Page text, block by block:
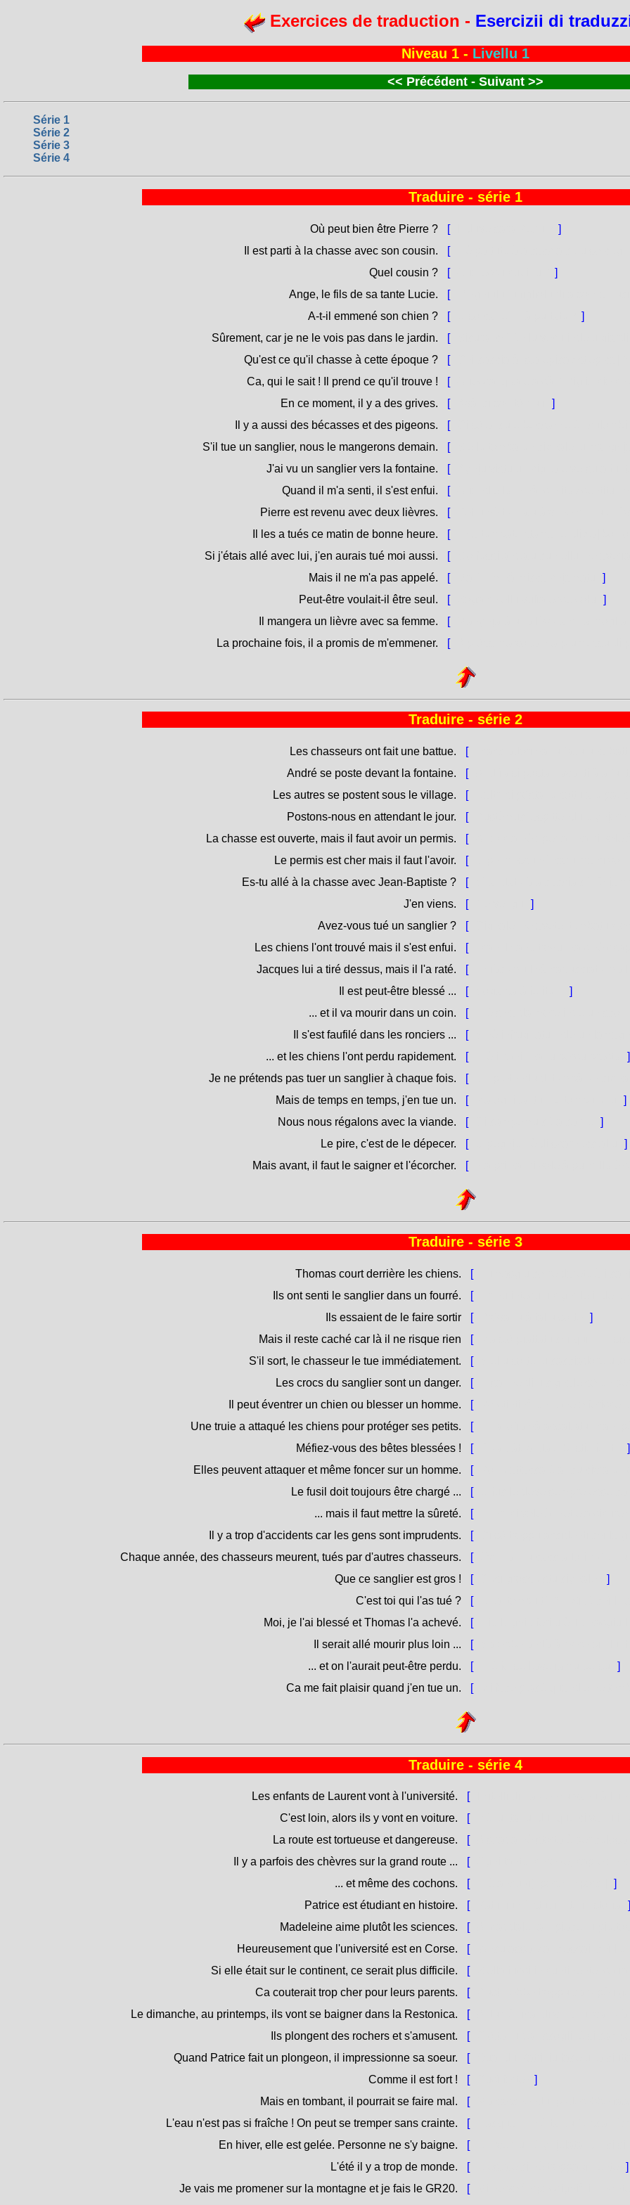
Exercices de traduction - Esercizii di
Niveau 1 - Livellu 1
<< Précédent - Suivant >>
Série 1
Série 2
Série 3
Série 4
Traduire - série 1
Où peut bien être Pierre ? [
]
Il est parti à la chasse avec son cousin.
[
Quel cousin ?
[
]
Ange, le fils de sa tante Lucie.
[
A-t-il emmené son chien ?
[
]
Sûrement, car je ne le vois pas dans le jardin.
[
Qu'est ce qu'il chasse à cette époque ?
[
Ca, qui le sait ! Il prend ce qu'il trouve !
[
En ce moment, il y a des grives.
[
]
Il y a aussi des bécasses et des pigeons.
[
S'il tue un sanglier, nous le mangerons demain.
[
J'ai vu un sanglier vers la fontaine.
[
Quand il m'a senti, il s'est enfui.
[
Pierre est revenu avec deux lièvres.
[
Il les a tués ce matin de bonne heure.
[
Si j'étais allé avec lui, j'en aurais tué moi aussi.
[
Mais il ne m'a pas appelé.
[
]
Peut-être voulait-il être seul.
[
]
Il mangera un lièvre avec sa femme.
[
La prochaine fois, il a promis de m'emmener.
[
Traduire - série 2
Les chasseurs ont fait une battue. [
André se poste devant la fontaine.
[
Les autres se postent sous le village.
[
Postons-nous en attendant le jour.
[
La chasse est ouverte, mais il faut avoir un permis.
[
Le permis est cher mais il faut l'avoir.
[
Es-tu allé à la chasse avec Jean-Baptiste ?
[
J'en viens.
[
]
Avez-vous tué un sanglier ?
[
Les chiens l'ont trouvé mais il s'est enfui.
[
Jacques lui a tiré dessus, mais il l'a raté.
[
Il est peut-être blessé ...
[
]
... et il va mourir dans un coin.
[
Il s'est faufilé dans les ronciers ...
[
... et les chiens l'ont perdu rapidement.
[
]
Je ne prétends pas tuer un sanglier à chaque fois.
[
Mais de temps en temps, j'en tue un.
[
]
Nous nous régalons avec la viande.
[
]
Le pire, c'est de le dépecer.
[
]
Mais avant, il faut le saigner et l'écorcher.
[
Traduire - série 3
Thomas court derrière les chiens. [
Ils ont senti le sanglier dans un fourré.
[
Ils essaient de le faire sortir
[
]
Mais il reste caché car là il ne risque rien
[
S'il sort, le chasseur le tue immédiatement.
[
Les crocs du sanglier sont un danger.
[
Il peut éventrer un chien ou blesser un homme.
[
Une truie a attaqué les chiens pour protéger ses petits.
[
Méfiez-vous des bêtes blessées !
[
]
Elles peuvent attaquer et même foncer sur un homme.
[
Le fusil doit toujours être chargé ...
[
... mais il faut mettre la sûreté.
[
Il y a trop d'accidents car les gens sont imprudents.
[
Chaque année, des chasseurs meurent, tués par d'autres chasseurs.
[
Que ce sanglier est gros !
[
]
C'est toi qui l'as tué ?
[
Moi, je l'ai blessé et Thomas l'a achevé.
[
Il serait allé mourir plus loin ...
[
... et on l'aurait peut-être perdu.
[
]
Ca me fait plaisir quand j'en tue un.
[
Traduire - série 4
Les enfants de Laurent vont à l'université. [
C'est loin, alors ils y vont en voiture.
[
La route est tortueuse et dangereuse.
[
Il y a parfois des chèvres sur la grand route ...
[
... et même des cochons.
[
]
Patrice est étudiant en histoire.
[
]
Madeleine aime plutôt les sciences.
[
Heureusement que l'université est en Corse.
[
Si elle était sur le continent, ce serait plus difficile.
[
Ca couterait trop cher pour leurs parents.
[
Le dimanche, au printemps, ils vont se baigner dans la Restonica.
[
Ils plongent des rochers et s'amusent.
[
Quand Patrice fait un plongeon, il impressionne sa soeur.
[
Comme il est fort !
[
]
Mais en tombant, il pourrait se faire mal.
[
L'eau n'est pas si fraîche ! On peut se tremper sans crainte.
[
En hiver, elle est gelée. Personne ne s'y baigne.
[
L'été il y a trop de monde.
[
]
Je vais me promener sur la montagne et je fais le GR20.
[